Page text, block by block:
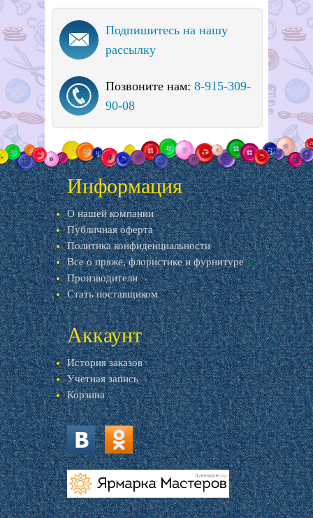
Подпишитесь на нашу
рассылку
Позвоните нам: 8-915-309-
90-08
Информация
О нашей компании
Публичная оферта
Политика конфиденциальности
Все о пряже, флористике и фурнитуре
Производители
Стать поставщиком
Аккаунт
История заказов
Учетная запись
Корзина
vk.com ok.ru
livemaster.ru